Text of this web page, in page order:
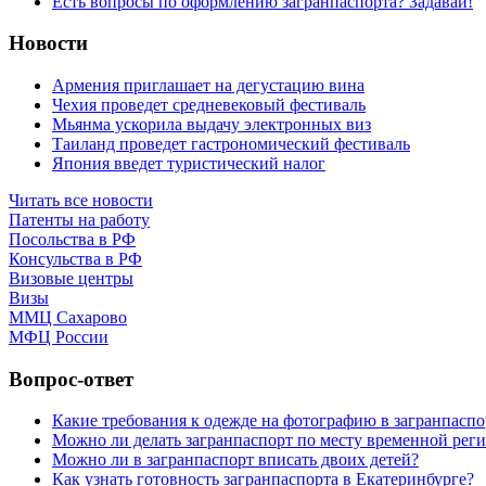
Новости
Армения приглашает на дегустацию вина
Чехия проведет средневековый фестиваль
Мьянма ускорила выдачу электронных виз
Таиланд проведет гастрономический фестиваль
Япония введет туристический налог
Читать все новости
Патенты на работу
Посольства в РФ
Консульства в РФ
Визовые центры
Визы
ММЦ Сахарово
МФЦ России
Вопрос-ответ
Какие требования к одежде на фотографию в
Можно ли делать загранпаспорт по месту временной
Можно ли в загранпаспорт вписать двоих детей?
Как узнать готовность загранпаспорта в Екатеринбурге?